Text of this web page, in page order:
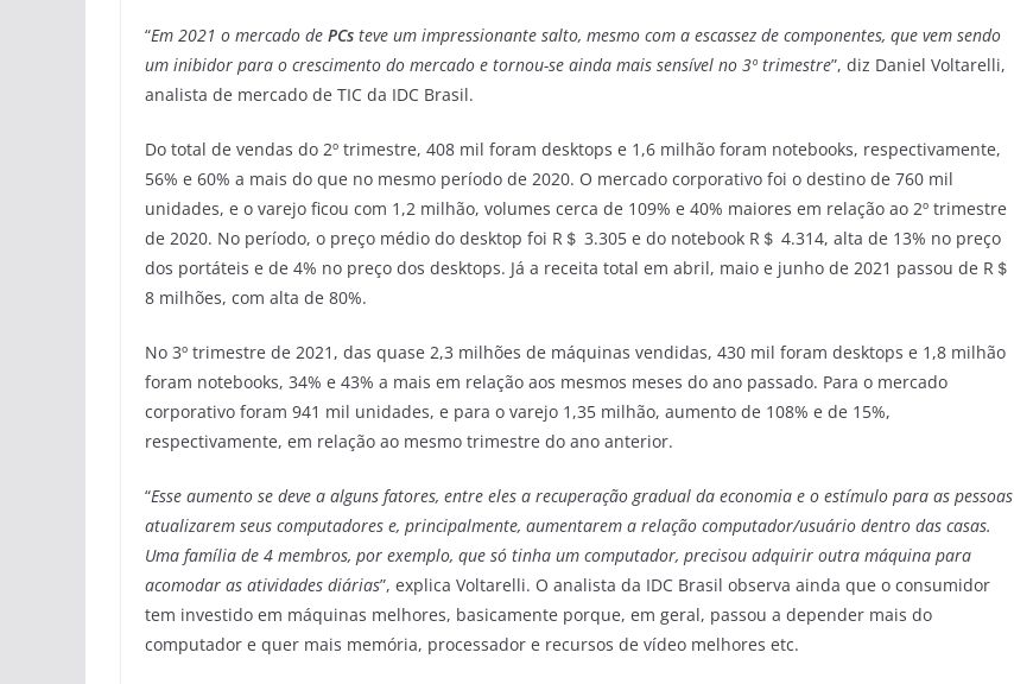
“Em 2021 o mercado de PCs teve um impressionante salto, mesmo com a escassez de componentes, que vem sendo
um inibidor para o crescimento do mercado e tornou-se ainda mais sensível no 3º trimestre”, diz Daniel Voltarelli,
analista de mercado de TIC da IDC Brasil.
Do total de vendas do 2º trimestre, 408 mil foram desktops e 1,6 milhão foram notebooks, respectivamente,
56% e 60% a mais do que no mesmo período de 2020. O mercado corporativo foi o destino de 760 mil
unidades, e o varejo ficou com 1,2 milhão, volumes cerca de 109% e 40% maiores em relação ao 2º trimestre
de 2020. No período, o preço médio do desktop foi R＄ 3.305 e do notebook R＄ 4.314, alta de 13% no preço
dos portáteis e de 4% no preço dos desktops. Já a receita total em abril, maio e junho de 2021 passou de R＄
8 milhões, com alta de 80%.
No 3º trimestre de 2021, das quase 2,3 milhões de máquinas vendidas, 430 mil foram desktops e 1,8 milhão
foram notebooks, 34% e 43% a mais em relação aos mesmos meses do ano passado. Para o mercado
corporativo foram 941 mil unidades, e para o varejo 1,35 milhão, aumento de 108% e de 15%,
respectivamente, em relação ao mesmo trimestre do ano anterior.
“Esse aumento se deve a alguns fatores, entre eles a recuperação gradual da economia e o estímulo para as pessoas
atualizarem seus computadores e, principalmente, aumentarem a relação computador/usuário dentro das casas.
Uma família de 4 membros, por exemplo, que só tinha um computador, precisou adquirir outra máquina para
acomodar as atividades diárias”, explica Voltarelli. O analista da IDC Brasil observa ainda que o consumidor
tem investido em máquinas melhores, basicamente porque, em geral, passou a depender mais do
computador e quer mais memória, processador e recursos de vídeo melhores etc.